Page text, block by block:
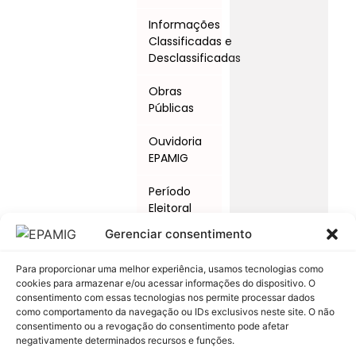
Gerenciar consentimento
Para proporcionar uma melhor experiência, usamos tecnologias como
cookies para armazenar e/ou acessar informações do dispositivo. O
consentimento com essas tecnologias nos permite processar dados
como comportamento da navegação ou IDs exclusivos neste site. O não
consentimento ou a revogação do consentimento pode afetar
negativamente determinados recursos e funções.
Informações
Classificadas e
Desclassificadas
Obras
Públicas
Ouvidoria
EPAMIG
Período
Eleitoral
Procedimentos
Programas
e Ações
Relatório